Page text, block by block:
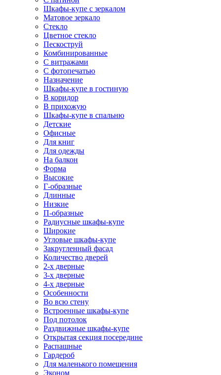
Шкафы-купе с зеркалом
Матовое зеркало
Стекло
Цветное стекло
Пескоструй
Комбинированные
С витражами
С фотопечатью
Назначение
Шкафы-купе в гостиную
В коридор
В прихожую
Шкафы-купе в спальню
Детские
Офисные
Для книг
Для одежды
На балкон
Форма
Высокие
Г-образные
Длинные
Низкие
П-образные
Радиусные шкафы-купе
Широкие
Угловые шкафы-купе
Закругленный фасад
Количество дверей
2-х дверные
3-х дверные
4-х дверные
Особенности
Во всю стену
Встроенные шкафы-купе
Под потолок
Раздвижные шкафы-купе
Открытая секция посередине
Распашные
Гардероб
Для маленького помещения
Эконом